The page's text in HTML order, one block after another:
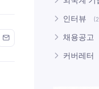
Twitter
this on GMail
Share this on EMail
인터뷰
채용공고
커버레터